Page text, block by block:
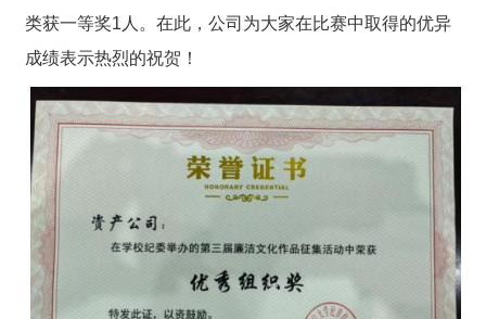
类获一等奖1人。在此，公司为大家在比赛中取得的优异
成绩表示热烈的祝贺！